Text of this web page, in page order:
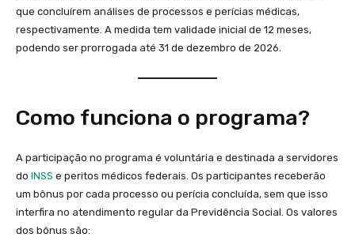
que concluírem análises de processos e perícias médicas,
respectivamente. A medida tem validade inicial de 12 meses,
podendo ser prorrogada até 31 de dezembro de 2026.
Como funciona o programa?
A participação no programa é voluntária e destinada a servidores
do INSS e peritos médicos federais. Os participantes receberão
um bônus por cada processo ou perícia concluída, sem que isso
interfira no atendimento regular da Previdência Social. Os valores
dos bônus são: